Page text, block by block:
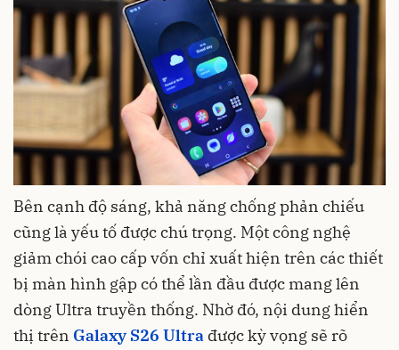
Bên cạnh độ sáng, khả năng chống phản chiếu
cũng là yếu tố được chú trọng. Một công nghệ
giảm chói cao cấp vốn chỉ xuất hiện trên các thiết
bị màn hình gập có thể lần đầu được mang lên
dòng Ultra truyền thống. Nhờ đó, nội dung hiển
thị trên Galaxy S26 Ultra được kỳ vọng sẽ rõ